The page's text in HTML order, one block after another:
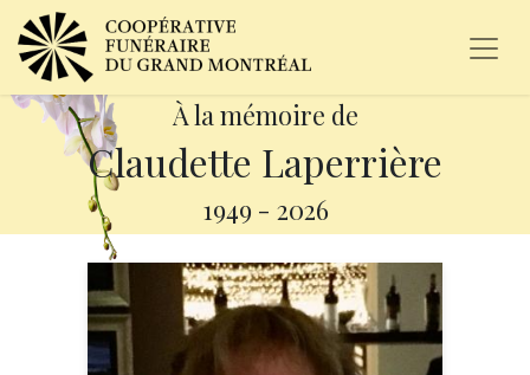
À la mémoire de
Claudette Laperrière
1949 - 2026